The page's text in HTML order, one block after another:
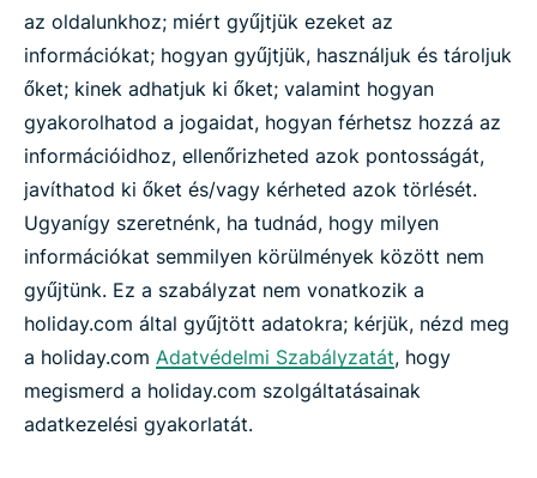
az oldalunkhoz; miért gyűjtjük ezeket az
információkat; hogyan gyűjtjük, használjuk és tároljuk
őket; kinek adhatjuk ki őket; valamint hogyan
gyakorolhatod a jogaidat, hogyan férhetsz hozzá az
információidhoz, ellenőrizheted azok pontosságát,
javíthatod ki őket és/vagy kérheted azok törlését.
Ugyanígy szeretnénk, ha tudnád, hogy milyen
információkat semmilyen körülmények között nem
gyűjtünk. Ez a szabályzat nem vonatkozik a
holiday.com által gyűjtött adatokra; kérjük, nézd meg
a holiday.com Adatvédelmi Szabályzatát, hogy
megismerd a holiday.com szolgáltatásainak
adatkezelési gyakorlatát.